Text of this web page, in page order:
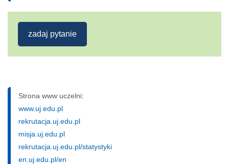
zadaj pytanie
Strona www uczelni:
www.uj.edu.pl
rekrutacja.uj.edu.pl
misja.uj.edu.pl
rekrutacja.uj.edu.pl/statystyki
en.uj.edu.pl/en